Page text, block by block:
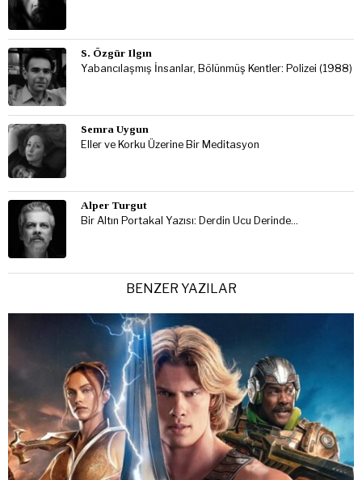
S. Özgür Ilgın
Yabancılaşmış İnsanlar, Bölünmüş Kentler: Polizei (1988)
Semra Uygun
Eller ve Korku Üzerine Bir Meditasyon
Alper Turgut
Bir Altın Portakal Yazısı: Derdin Ucu Derinde…
BENZER YAZILAR